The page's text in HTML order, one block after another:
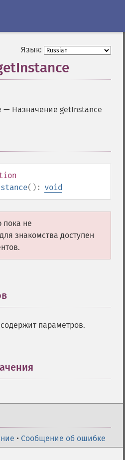
Язык:
— Назначение getInstance
(): void
не
знакомства доступен
параметров.
• Сообщение об ошибке